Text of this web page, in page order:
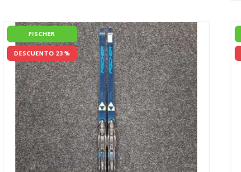
FISCHER
DESCUENTO 23 %